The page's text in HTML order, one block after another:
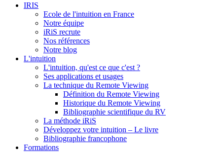
IRIS
Ecole de l'intuition en France
Notre équipe
iRiS recrute
Nos références
Notre blog
L'intuition
L'intuition, qu'est ce que c'est ?
Ses applications et usages
La technique du Remote Viewing
Définition du Remote Viewing
Historique du Remote Viewing
Bibliographie scientifique du RV
La méthode iRiS
Développez votre intuition – Le livre
Bibliographie francophone
Formations